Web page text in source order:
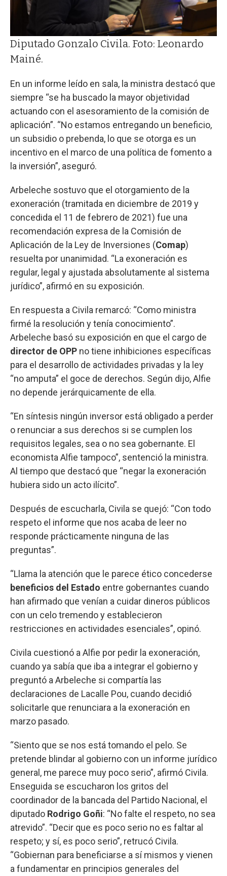
Diputado Gonzalo Civila. Foto: Leonardo
Mainé.
En un informe leído en sala, la ministra destacó que
siempre “se ha buscado la mayor objetividad
actuando con el asesoramiento de la comisión de
aplicación”. “No estamos entregando un beneficio,
un subsidio o prebenda, lo que se otorga es un
incentivo en el marco de una política de fomento a
la inversión”, aseguró.
Arbeleche sostuvo que el otorgamiento de la
exoneración (tramitada en diciembre de 2019 y
concedida el 11 de febrero de 2021) fue una
recomendación expresa de la Comisión de
Aplicación de la Ley de Inversiones (Comap)
resuelta por unanimidad. “La exoneración es
regular, legal y ajustada absolutamente al sistema
jurídico”, afirmó en su exposición.
En respuesta a Civila remarcó: “Como ministra
firmé la resolución y tenía conocimiento”.
Arbeleche basó su exposición en que el cargo de
director de OPP no tiene inhibiciones específicas
para el desarrollo de actividades privadas y la ley
“no amputa” el goce de derechos. Según dijo, Alfie
no depende jerárquicamente de ella.
“En síntesis ningún inversor está obligado a perder
o renunciar a sus derechos si se cumplen los
requisitos legales, sea o no sea gobernante. El
economista Alfie tampoco”, sentenció la ministra.
Al tiempo que destacó que “negar la exoneración
hubiera sido un acto ilícito”.
Después de escucharla, Civila se quejó: “Con todo
respeto el informe que nos acaba de leer no
responde prácticamente ninguna de las
preguntas”.
“Llama la atención que le parece ético concederse
beneficios del Estado entre gobernantes cuando
han afirmado que venían a cuidar dineros públicos
con un celo tremendo y establecieron
restricciones en actividades esenciales”, opinó.
Civila cuestionó a Alfie por pedir la exoneración,
cuando ya sabía que iba a integrar el gobierno y
preguntó a Arbeleche si compartía las
declaraciones de Lacalle Pou, cuando decidió
solicitarle que renunciara a la exoneración en
marzo pasado.
“Siento que se nos está tomando el pelo. Se
pretende blindar al gobierno con un informe jurídico
general, me parece muy poco serio”, afirmó Civila.
Enseguida se escucharon los gritos del
coordinador de la bancada del Partido Nacional, el
diputado Rodrigo Goñi: “No falte el respeto, no sea
atrevido”. “Decir que es poco serio no es faltar al
respeto; y sí, es poco serio”, retrucó Civila.
“Gobiernan para beneficiarse a sí mismos y vienen
a fundamentar en principios generales del